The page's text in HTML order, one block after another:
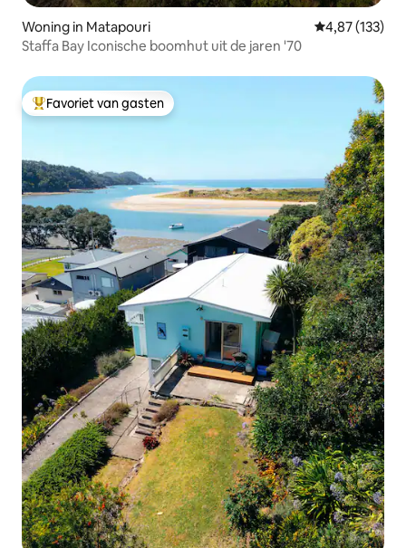
Woning in Matapouri Gemiddelde
4,87 (133)
Staffa Bay Iconische boomhut uit de jaren '70
Topfavoriet van gasten
Favoriet van gasten